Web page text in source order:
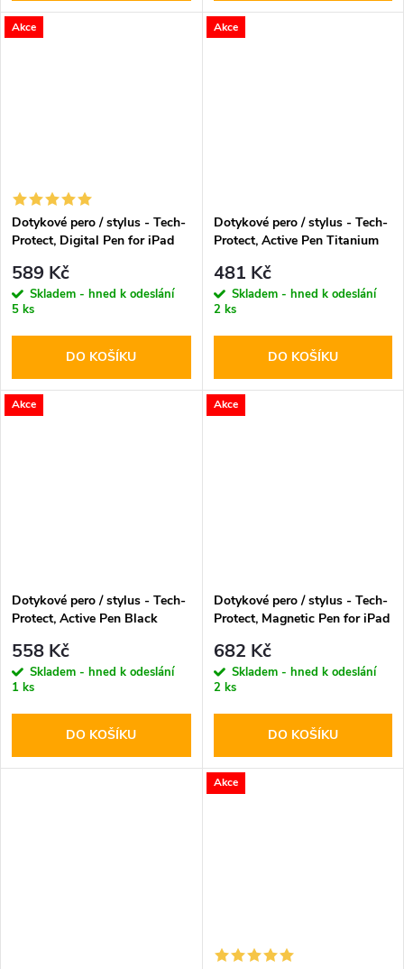
Akce
Dotykové pero / stylus - Tech-
Protect, Digital Pen for iPad
589 Kč
Skladem - hned k odeslání
5 ks
DO KOŠÍKU
Akce
Dotykové pero / stylus - Tech-
Protect, Active Pen Titanium
481 Kč
Skladem - hned k odeslání
2 ks
DO KOŠÍKU
Akce
Dotykové pero / stylus - Tech-
Protect, Active Pen Black
558 Kč
Skladem - hned k odeslání
1 ks
DO KOŠÍKU
Akce
Dotykové pero / stylus - Tech-
Protect, Magnetic Pen for iPad
682 Kč
Skladem - hned k odeslání
2 ks
DO KOŠÍKU
Akce